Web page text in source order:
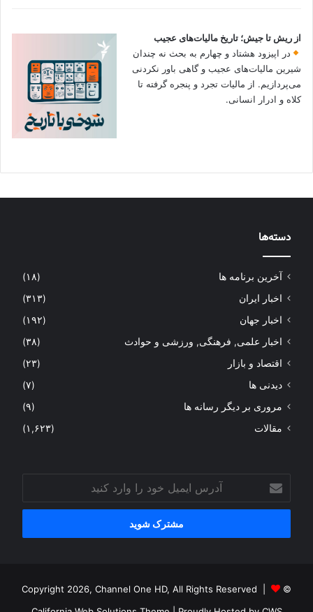
از ریش تا جیش؛ تاریخ مالیات‌های عجیب
در اپیزود هشتاد و چهارم به بحث نه چندان
شیرین مالیات‌های عجیب و گاهی باور نکردنی‌
می‌پردازیم. از مالیات تجرد و پنجره گرفته تا
کلاه و ادرار انسانی.
دسته‌ها
آخرین برنامه ها
(۱۸)
اخبار ایران
(۳۱۳)
اخبار جهان
(۱۹۲)
اخبار علمی, فرهنگی, ورزشی و حوادث
(۳۸)
اقتصاد و بازار
(۲۳)
دیدنی ها
(۷)
مروری بر دیگر رسانه ها
(۹)
مقالات
(۱,۶۲۳)
آدرس
ایمیل
خود
وارد
© Copyright 2026, Channel One HD, All Rights Reserved |